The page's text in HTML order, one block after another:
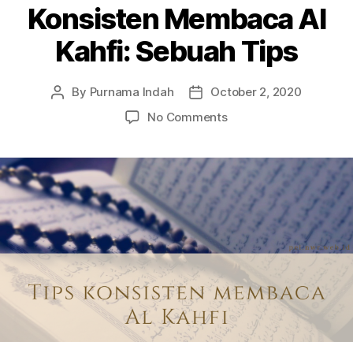
Konsisten Membaca Al
Kahfi: Sebuah Tips
Post
By Purnama Indah
PostOctober 2, 2020
No Commentson
Al
Kahfi:
Sebuah
Tips